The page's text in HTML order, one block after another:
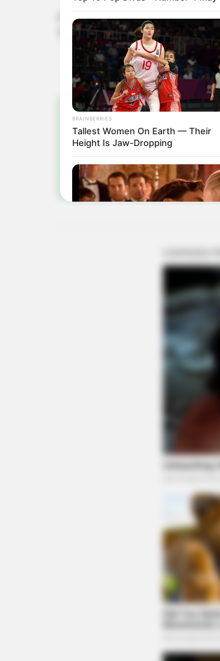
Os interessados que quiserem
Trabalhe Conosco.
BRAINBERRIES
Tallest Women On Earth — Their
Height Is Jaw-Dropping
Too Hot For TV? These Scenes
How Does "Darkest Hour" Spotted